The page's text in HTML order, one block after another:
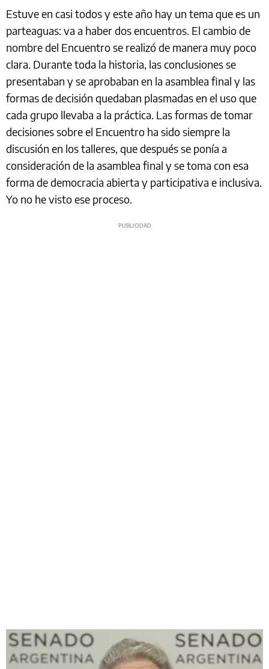
Estuve en casi todos y este año hay un tema que es un
parteaguas: va a haber dos encuentros. El cambio de
nombre del Encuentro se realizó de manera muy poco
clara. Durante toda la historia, las conclusiones se
presentaban y se aprobaban en la asamblea final y las
formas de decisión quedaban plasmadas en el uso que
cada grupo llevaba a la práctica. Las formas de tomar
decisiones sobre el Encuentro ha sido siempre la
discusión en los talleres, que después se ponía a
consideración de la asamblea final y se toma con esa
forma de democracia abierta y participativa e inclusiva.
Yo no he visto ese proceso.